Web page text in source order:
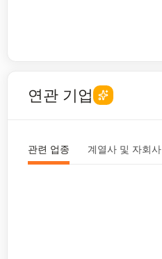
연관 기업
관련 업종 계열사 및 자회사